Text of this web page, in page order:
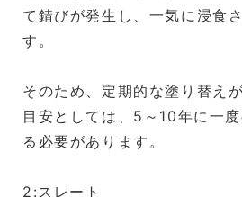
て錆びが発生し、一気に浸食
す。
そのため、定期的な塗り替え
目安としては、5～10年に一
る必要があります。
2:スレート